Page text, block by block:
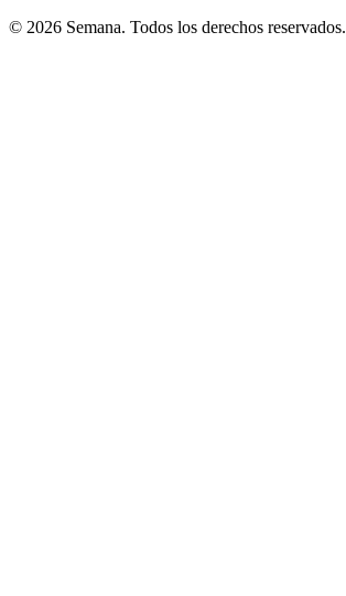
© 2026 Semana. Todos los derechos reservados.